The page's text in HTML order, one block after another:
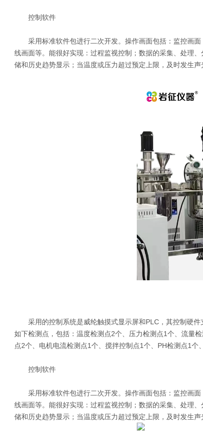
控制软件
采用标准软件包进行二次开发。操作画面包括：监控画面
线画面等。能很好实现：过程监视控制；数据的采集、处理
储和历史趋势显示；当温度或压力超过预定上限，及时发生
采用的控制系统是威纶触摸式显示屏和PLC，其控制硬件
如下检测点，包括：温度检测点2个、压力检测点1个、流量
点2个、电机电流检测点1个、搅拌控制点1个、PH检测点1个
控制软件
采用标准软件包进行二次开发。操作画面包括：监控画面
线画面等。能很好实现：过程监视控制；数据的采集、处理
储和历史趋势显示；当温度或压力超过预定上限，及时发生